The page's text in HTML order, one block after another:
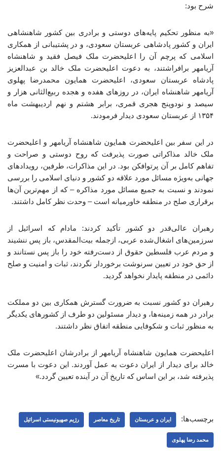
شرح بود:
«به منظور تحکیم پایه‌های دوستی و برادری بین کشور شاهنشاهی
ایران و کشور پادشاهی عربستان سعودی، و در پشتیبانی از همکاری
اسلامی که پرچم آن را اعلیحضرت ملک فیصل فقید و شاهنشاه
آریامهر برافراشتند، به دعوت اعلیحضرت ملک خالد بن عبدالعزیز
پادشاه عربستان سعودی، اعلیحضرت همایون محمدرضا پهلوی
آریامهر شاهنشاه ایران، در روزهای هفده و هجده ربیع‌الثانی هزار و
سیصد و نودوپنج هجری قمری، برابر هشتم و نهم اردیبهشت ماه
۱۳۵۴ از عربستان سعودی دیدار فرمودند.
در این سفر بین اعلیحضرت همایون شاهنشاه آریامهر و اعلیحضرت
ملک خالد مذاکراتی صورت پذیرفت که روح دوستی و صراحت و
تفاهم کامل بر آن پرتوافکن بود. در این مذاکرات، طرفین، رویدادهای
جهانی به‌ویژه مسائل مورد علاقه دو کشور و دنیای اسلامی را بررسی
نمودند و نسبت به جمیع مسائل مورد مذاکره – که از مهم‌ترین آن‌ها
برقراری صلح در منطقه خاورمیانه است – وحدت نظر کامل داشتند.
رهبران عالی‌قدر دو کشور تأکید کردند: مادام که اسرائیل از
سرزمین‌های اشغال‌شده عربی، ازجمله بیت‌المقدس، باز پس ننشیند
و مردم عرب فلسطین حقوق از دست‌رفته خود را باز پس نستانند و
از حق خود در تعیین سرنوشت برخوردار نگردند، ثبات و امنیت و صلح
دائمی در منطقه پایدار نخواهد گردید.
رهبران دو کشور نسبت به ضرورت گسترش همکاری بین دو مملکت
برادر در همه زمینه‌ها، و دیدار مسئولین دو طرف از کشورهای یکدیگر
به منظور ثبات و شکوفایی منطقه اتفاق نظر داشتند.
اعلیحضرت همایون شاهنشاه آریامهر از برادرشان اعلیحضرت ملک
خالد برای دیدار از ایران دعوت به عمل آوردند. این دعوت با مسرت
پذیرفته شد، بر این اساس که تاریخ آن در آینده تعیین گردد.»
برچسب‌ها: ایران و عربستان تاریخ معاصر رژیم صهیونیستی اسرائیل
محمد رضا پهلوی